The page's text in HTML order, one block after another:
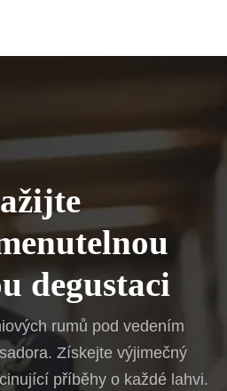
degustaci
rumů pod vedením
Získejte výjimečný
příběhy o každé lahvi.